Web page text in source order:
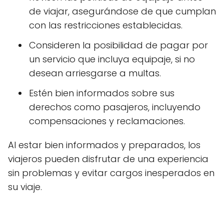
de viajar, asegurándose de que cumplan
con las restricciones establecidas.
Consideren la posibilidad de pagar por
un servicio que incluya equipaje, si no
desean arriesgarse a multas.
Estén bien informados sobre sus
derechos como pasajeros, incluyendo
compensaciones y reclamaciones.
Al estar bien informados y preparados, los
viajeros pueden disfrutar de una experiencia
sin problemas y evitar cargos inesperados en
su viaje.